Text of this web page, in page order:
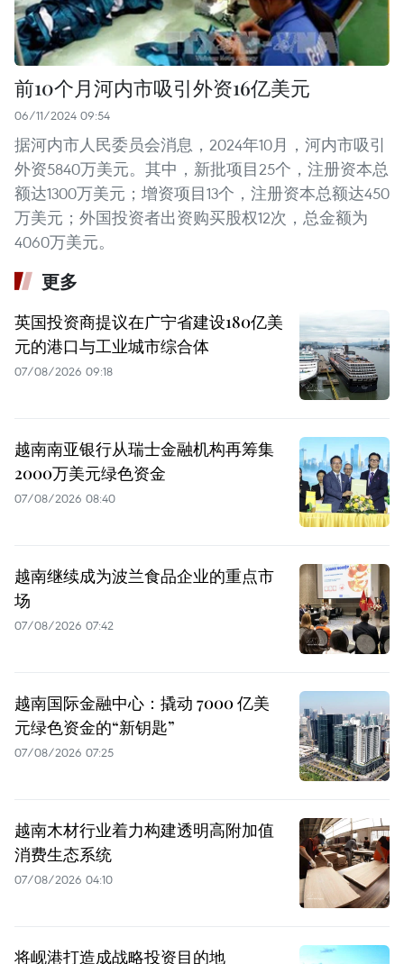
前10个月河内市吸引外资16亿美元
06/11/2024 09:54
据河内市人民委员会消息，2024年10月，河内市吸引
外资5840万美元。其中，新批项目25个，注册资本总
额达1300万美元；增资项目13个，注册资本总额达450
万美元；外国投资者出资购买股权12次，总金额为
4060万美元。
更多
英国投资商提议在广宁省建设180亿美
元的港口与工业城市综合体
07/08/2026 09:18
越南南亚银行从瑞士金融机构再筹集
2000万美元绿色资金
07/08/2026 08:40
越南继续成为波兰食品企业的重点市
场
07/08/2026 07:42
越南国际金融中心：撬动 7000 亿美
元绿色资金的“新钥匙”
07/08/2026 07:25
越南木材行业着力构建透明高附加值
消费生态系统
07/08/2026 04:10
将岘港打造成战略投资目的地